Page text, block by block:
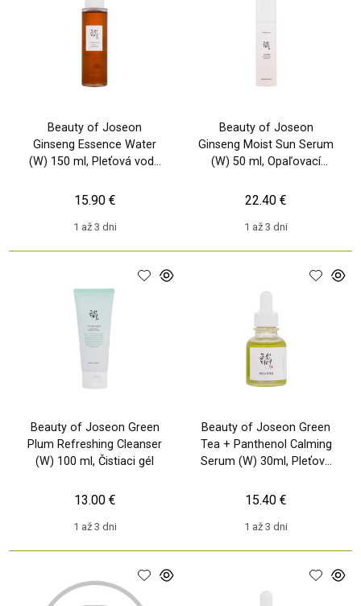
Beauty of Joseon
Ginseng Essence Water
(W) 150 ml, Pleťová voda
1 až 3 dni
15.90 €
Beauty of Joseon
Ginseng Moist Sun Serum
(W) 50 ml, Opaľovací
1 až 3 dni
22.40 €
Beauty of Joseon Green
Plum Refreshing Cleanser
(W) 100 ml, Čistiaci gél
1 až 3 dni
13.00 €
Beauty of Joseon Green
Tea + Panthenol Calming
Serum (W) 30ml, Pleťové
1 až 3 dni
15.40 €